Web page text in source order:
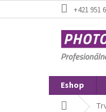
na
+421 951
Eshop
Domov